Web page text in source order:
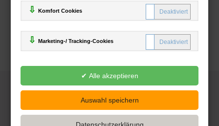
Komfort Cookies
Marketing-/ Tracking-Cookies
Deutsche-Buchhandlung.de
www.deutsche-buchhandlung.de ist ein Angebot der
Handelsgesellschaft mbH
Powered by Inooga